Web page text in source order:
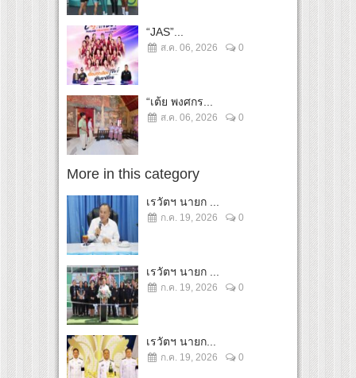
“JAS”...
ส.ค. 06, 2026 0
“เต้ย พงศกร...
ส.ค. 06, 2026 0
More in this category
เรวัตฯ นายก ...
ก.ค. 19, 2026 0
เรวัตฯ นายก ...
ก.ค. 19, 2026 0
เรวัตฯ นายก...
ก.ค. 19, 2026 0